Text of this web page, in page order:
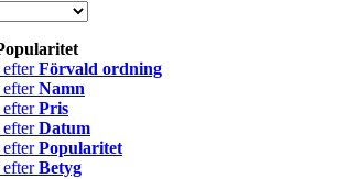
efterFörvald ordning
efterNamn
efterPris
efterDatum
efterPopularitet
efterBetyg